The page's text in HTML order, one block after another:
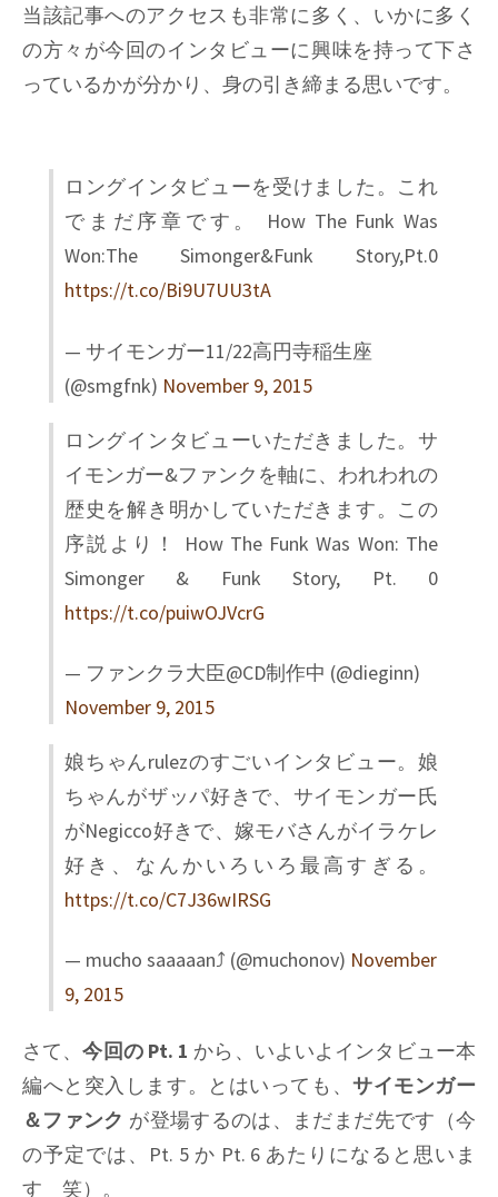
当該記事へのアクセスも非常に多く、いかに多く
の方々が今回のインタビューに興味を持って下さ
っているかが分かり、身の引き締まる思いです。
ロングインタビューを受けました。これ
でまだ序章です。 How The Funk Was
Won:The Simonger&Funk Story,Pt.0
https://t.co/Bi9U7UU3tA
— サイモンガー11/22高円寺稲生座
(@smgfnk) November 9, 2015
ロングインタビューいただきました。サ
イモンガー&ファンクを軸に、われわれの
歴史を解き明かしていただきます。この
序説より！ How The Funk Was Won: The
Simonger & Funk Story, Pt. 0
https://t.co/puiwOJVcrG
— ファンクラ大臣@CD制作中 (@dieginn)
November 9, 2015
娘ちゃんrulezのすごいインタビュー。娘
ちゃんがザッパ好きで、サイモンガー氏
がNegicco好きで、嫁モバさんがイラケレ
好き、なんかいろいろ最高すぎる。
https://t.co/C7J36wIRSG
— mucho saaaaan⤴︎ (@muchonov) November
9, 2015
さて、今回の Pt. 1 から、いよいよインタビュー本
編へと突入します。とはいっても、サイモンガー
＆ファンク が登場するのは、まだまだ先です（今
の予定では、Pt. 5 か Pt. 6 あたりになると思いま
す 笑）。